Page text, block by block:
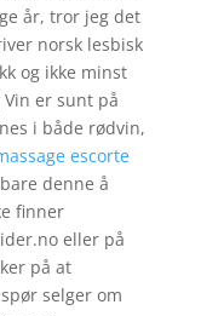
år, tror jeg det
norsk lesbisk
og ikke minst
er sunt på
i både rødvin,
escorte
denne å
finner
eller på
på at
selger om